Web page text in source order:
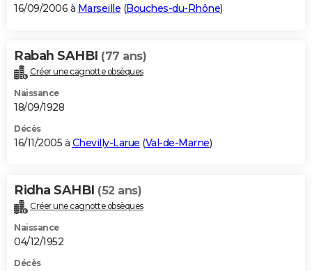
16/09/2006 à Marseille (Bouches-du-Rhône)
Rabah SAHBI (77 ans)
Créer une cagnotte obsèques
Naissance
18/09/1928
Décès
16/11/2005 à Chevilly-Larue (Val-de-Marne)
Ridha SAHBI (52 ans)
Créer une cagnotte obsèques
Naissance
04/12/1952
Décès